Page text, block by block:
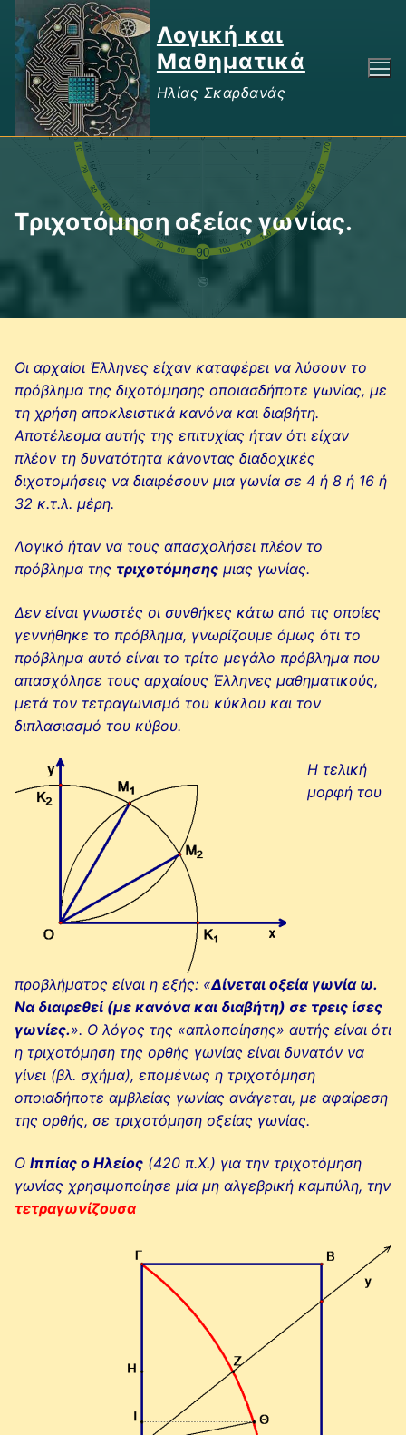
Μετάβαση
στο
περιεχόμενο
Λογική και
Μαθηματικά
Ηλίας Σκαρδανάς
Τριχοτόμηση οξείας γωνίας.
Οι αρχαίοι Έλληνες είχαν καταφέρει να λύσουν το
πρόβλημα της διχοτόμησης οποιασδήποτε γωνίας, με
τη χρήση αποκλειστικά κανόνα και διαβήτη.
Αποτέλεσμα αυτής της επιτυχίας ήταν ότι είχαν
πλέον τη δυνατότητα κάνοντας διαδοχικές
διχοτομήσεις να διαιρέσουν μια γωνία σε 4 ή 8 ή 16 ή
32 κ.τ.λ. μέρη.
Λογικό ήταν να τους απασχολήσει πλέον το
πρόβλημα της τριχοτόμησης μιας γωνίας.
Δεν είναι γνωστές οι συνθήκες κάτω από τις οποίες
γεννήθηκε το πρόβλημα, γνωρίζουμε όμως ότι το
πρόβλημα αυτό είναι το τρίτο μεγάλο πρόβλημα που
απασχόλησε τους αρχαίους Έλληνες μαθηματικούς,
μετά τον τετραγωνισμό του κύκλου και τον
διπλασιασμό του κύβου.
Η τελική
μορφή του
προβλήματος είναι η εξής: «Δίνεται οξεία γωνία ω.
Να διαιρεθεί (με κανόνα και διαβήτη) σε τρεις ίσες
γωνίες.». Ο λόγος της «απλοποίησης» αυτής είναι ότι
η τριχοτόμηση της ορθής γωνίας είναι δυνατόν να
γίνει (βλ. σχήμα), επομένως η τριχοτόμηση
οποιαδήποτε αμβλείας γωνίας ανάγεται, με αφαίρεση
της ορθής, σε τριχοτόμηση οξείας γωνίας.
Ο Ιππίας ο Ηλείος (420 π.Χ.) για την τριχοτόμηση
γωνίας χρησιμοποίησε μία μη αλγεβρική καμπύλη, την
τετραγωνίζουσα